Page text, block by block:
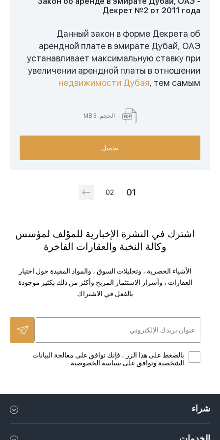
Декрет №2 от 2011 года
Данный закон в форме Декрета об
арендной плате в эмирате Дубай, ОАЭ
устанавливает максимальную ставку при
увеличении арендной платы в отношении
недвижимости Дубая, тем самым
арендодателей, так и для арендаторов.
При расчете учитывается текущий размер
стоимость аналогичных обьектов.
الحجم: 3 MB
تحميل
01
02
اشترك في النشرة الإخبارية للمؤلف لمؤسس
وكالة النخبة والعقارات الفاخرة
الأشياء الحصرية ، وتحليلات السوق ، والمواد المفيدة حول اختيار
العقارات ، وأسرار الاستثمار المربح وأكثر من ذلك بكثير موجودة
بالفعل في الاشتراك
بالضغط على هذا الزر ، فإنك توافق على معالجة البيانات
الشخصية وتوافق على سياسة الخصوصية.
شراء